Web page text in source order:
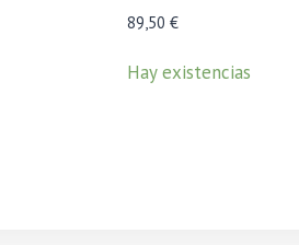
89,50€
Hay existencias